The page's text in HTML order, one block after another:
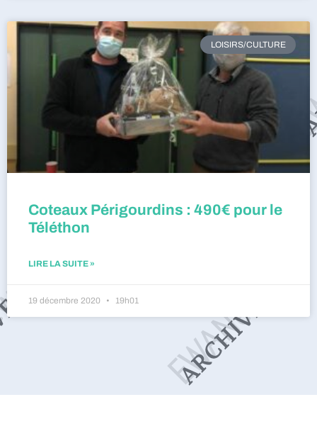
LOISIRS/CULTURE
Coteaux Périgourdins : 490€ pour le
Téléthon
LIRE LA SUITE »
19 décembre 2020 19h01